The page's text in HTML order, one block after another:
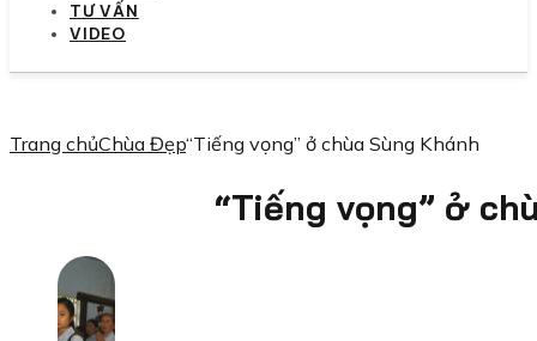
TƯ VẤN
VIDEO
Trang chủChùa Đẹp“Tiếng vọng” ở chùa Sùng Khánh
“Tiếng vọng” ở